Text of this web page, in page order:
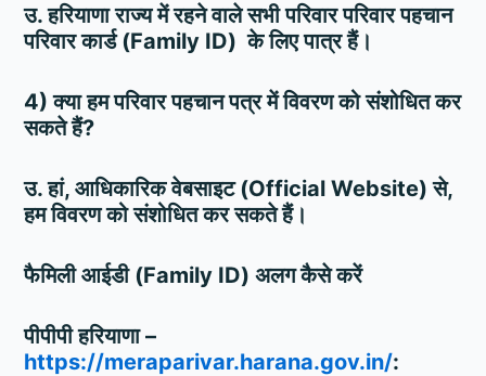
उ. हरियाणा राज्य में रहने वाले सभी परिवार परिवार पहचान
परिवार कार्ड (Family ID) के लिए पात्र हैं।
4) क्या हम परिवार पहचान पत्र में विवरण को संशोधित कर
सकते हैं?
उ. हां, आधिकारिक वेबसाइट (Official Website) से,
हम विवरण को संशोधित कर सकते हैं।
फैमिली आईडी (Family ID) अलग कैसे करें
पीपीपी हरियाणा –
https://meraparivar.harana.gov.in/: